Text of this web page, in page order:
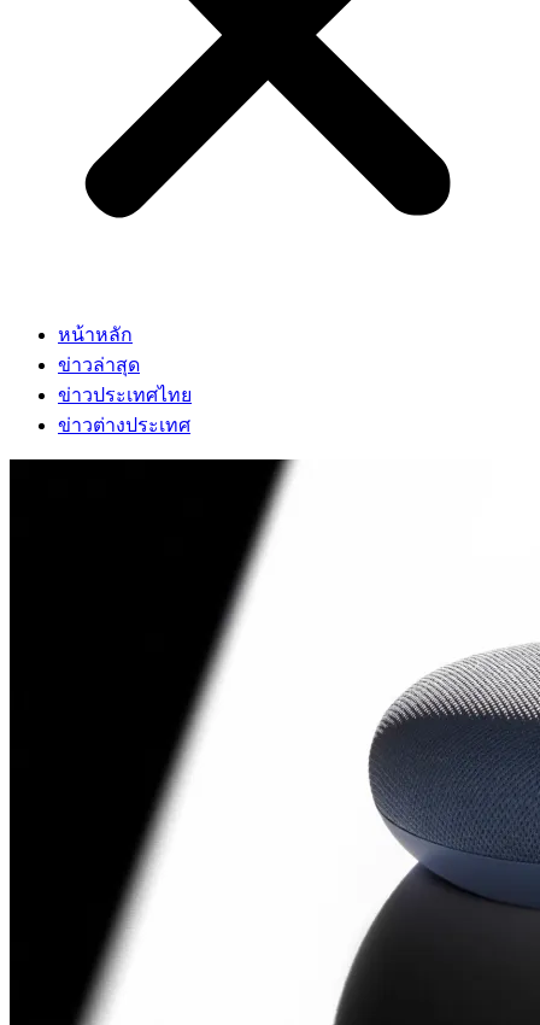
หน้าหลัก
ข่าวล่าสุด
ข่าวประเทศไทย
ข่าวต่างประเทศ